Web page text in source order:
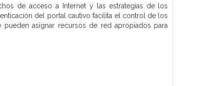
de acceso a Internet y las estrategias de los
del portal cautivo facilita el control de los
asignar recursos de red apropiados para